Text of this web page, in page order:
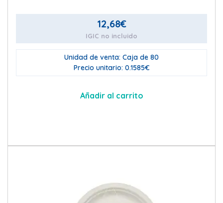
12,68€
IGIC no incluido
Unidad de venta: Caja de 80
Precio unitario: 0.1585€
Añadir al carrito